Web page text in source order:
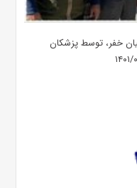
نفر از روستائیان خفر، توسط پزشکان